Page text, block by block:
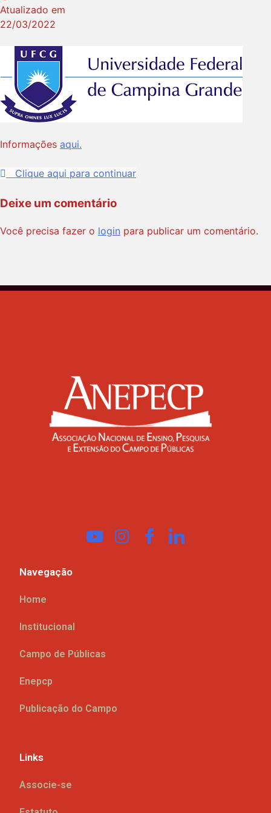
Atualizado em
22/03/2022
Informações aqui.
Clique aqui para continuar
Deixe um comentário
Você precisa fazer o login para publicar um comentário.
Navegação
Home
Institucional
Campo de Públicas
Enepcp
Publicação do Campo
Links
Associe-se